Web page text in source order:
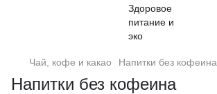
Чай, кофе и какао Напитки без кофеина
Напитки без кофеина